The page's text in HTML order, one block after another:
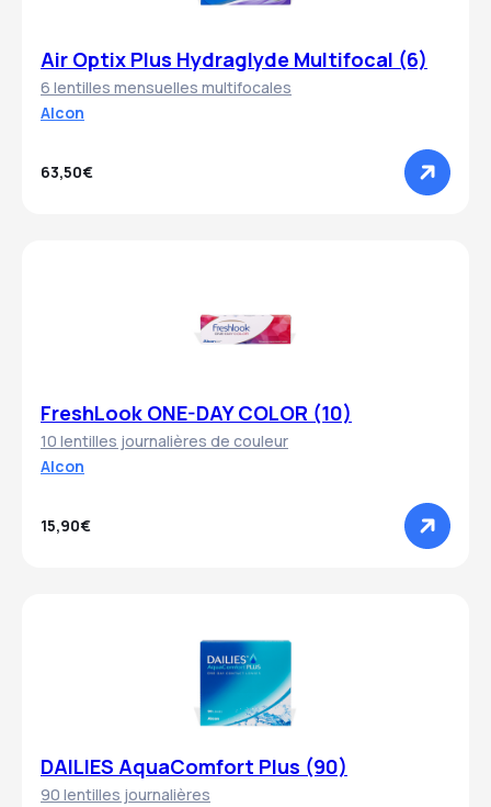
Air Optix Plus Hydraglyde Multifocal (6)
6 lentilles mensuelles multifocales
Alcon
63,50€
FreshLook ONE-DAY COLOR (10)
10 lentilles journalières de couleur
Alcon
15,90€
DAILIES AquaComfort Plus (90)
90 lentilles journalières